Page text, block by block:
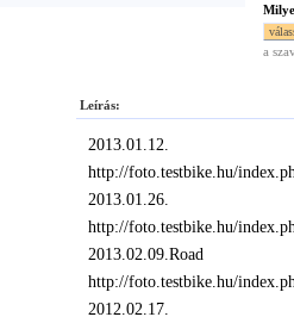
a
Leírás:
2013.01.12.
http://foto.testbike.hu/
2013.01.26.
http://foto.testbike.hu/
2013.02.09.Road
http://foto.testbike.hu/
2012.02.17.